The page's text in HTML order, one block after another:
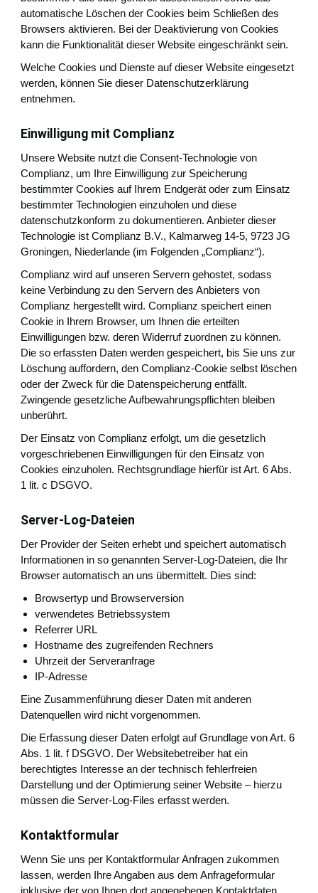
automatische Löschen der Cookies beim Schließen des
Browsers aktivieren. Bei der Deaktivierung von Cookies
kann die Funktionalität dieser Website eingeschränkt sein.
Welche Cookies und Dienste auf dieser Website eingesetzt
werden, können Sie dieser Datenschutzerklärung
entnehmen.
Einwilligung mit Complianz
Unsere Website nutzt die Consent-Technologie von
Complianz, um Ihre Einwilligung zur Speicherung
bestimmter Cookies auf Ihrem Endgerät oder zum Einsatz
bestimmter Technologien einzuholen und diese
datenschutzkonform zu dokumentieren. Anbieter dieser
Technologie ist Complianz B.V., Kalmarweg 14-5, 9723 JG
Groningen, Niederlande (im Folgenden „Complianz“).
Complianz wird auf unseren Servern gehostet, sodass
keine Verbindung zu den Servern des Anbieters von
Complianz hergestellt wird. Complianz speichert einen
Cookie in Ihrem Browser, um Ihnen die erteilten
Einwilligungen bzw. deren Widerruf zuordnen zu können.
Die so erfassten Daten werden gespeichert, bis Sie uns zur
Löschung auffordern, den Complianz-Cookie selbst löschen
oder der Zweck für die Datenspeicherung entfällt.
Zwingende gesetzliche Aufbewahrungspflichten bleiben
unberührt.
Der Einsatz von Complianz erfolgt, um die gesetzlich
vorgeschriebenen Einwilligungen für den Einsatz von
Cookies einzuholen. Rechtsgrundlage hierfür ist Art. 6 Abs.
1 lit. c DSGVO.
Server-Log-Dateien
Der Provider der Seiten erhebt und speichert automatisch
Informationen in so genannten Server-Log-Dateien, die Ihr
Browser automatisch an uns übermittelt. Dies sind:
Browsertyp und Browserversion
verwendetes Betriebssystem
Referrer URL
Hostname des zugreifenden Rechners
Uhrzeit der Serveranfrage
IP-Adresse
Eine Zusammenführung dieser Daten mit anderen
Datenquellen wird nicht vorgenommen.
Die Erfassung dieser Daten erfolgt auf Grundlage von Art. 6
Abs. 1 lit. f DSGVO. Der Websitebetreiber hat ein
berechtigtes Interesse an der technisch fehlerfreien
Darstellung und der Optimierung seiner Website – hierzu
müssen die Server-Log-Files erfasst werden.
Kontaktformular
Wenn Sie uns per Kontaktformular Anfragen zukommen
lassen, werden Ihre Angaben aus dem Anfrageformular
inklusive der von Ihnen dort angegebenen Kontaktdaten